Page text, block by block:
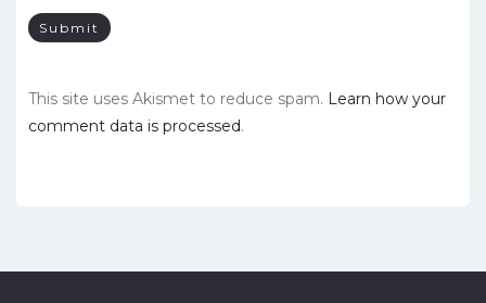
This site uses Akismet to reduce spam. Learn how your
comment data is processed.